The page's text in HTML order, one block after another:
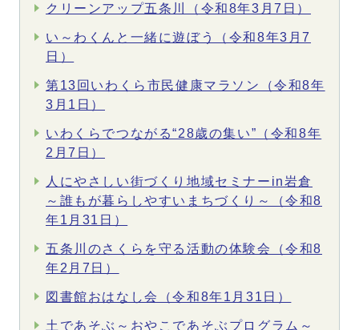
クリーンアップ五条川（令和8年3月7日）
い～わくんと一緒に遊ぼう（令和8年3月7
日）
第13回いわくら市民健康マラソン（令和8年
3月1日）
いわくらでつながる“28歳の集い”（令和8年
2月7日）
人にやさしい街づくり地域セミナーin岩倉
～誰もが暮らしやすいまちづくり～（令和8
年1月31日）
五条川のさくらを守る活動の体験会（令和8
年2月7日）
図書館おはなし会（令和8年1月31日）
土であそぶ～おやこであそぶプログラム～